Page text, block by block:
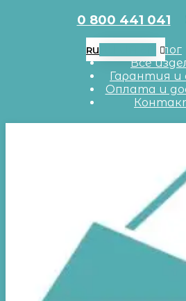
0 800 441 041
Блог
Все
Гарантия и
Оплата и
RU